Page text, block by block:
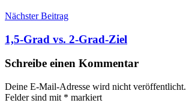
Nächster Beitrag
1,5-Grad vs. 2-Grad-Ziel
Schreibe einen Kommentar
Deine E-Mail-Adresse wird nicht veröffentlicht.
Felder sind mit * markiert